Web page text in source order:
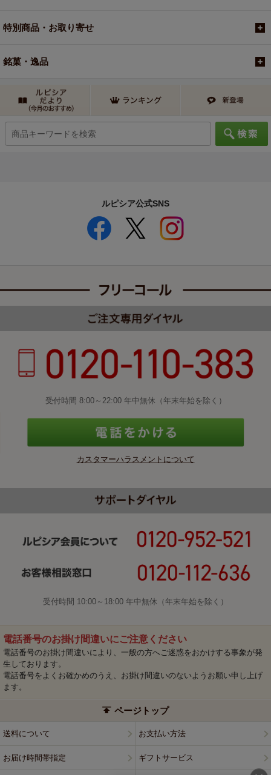
特別商品・お取り寄せ
銘菓・逸品
ルピシア公式SNS
受付時間 8:00～22:00 年中無休（年末年始を除く）
カスタマーハラスメントについて
受付時間 10:00～18:00 年中無休（年末年始を除く）
電話番号のお掛け間違いにご注意ください
電話番号のお掛け間違いにより、一般の方へご迷惑をおかけする事象が発
生しております。
電話番号をよくお確かめのうえ、お掛け間違いのないようお願い申し上げ
ます。
ページトップ
送料について お支払い方法
お届け時間帯指定 ギフトサービス